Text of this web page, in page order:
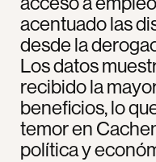
acentuado las
desde la
Los datos
recibido la
beneficios, lo
temor en
política y